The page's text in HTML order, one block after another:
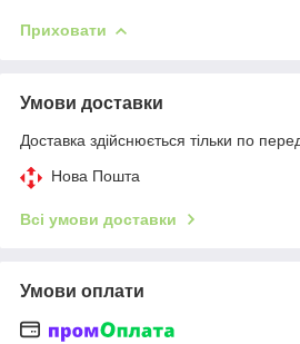
Приховати
Умови доставки
Доставка здійснюється тільки по
Нова Пошта
Всі умови доставки
Умови оплати